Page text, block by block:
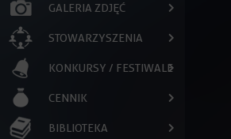
GALERIA ZDJĘĆ
STOWARZYSZENIA
KONKURSY / FESTIWALE
CENNIK
BIBLIOTEKA